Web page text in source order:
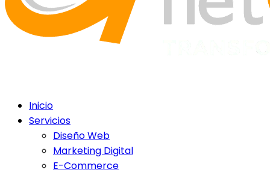
Inicio
Servicios
Diseño Web
Marketing Digital
E-Commerce